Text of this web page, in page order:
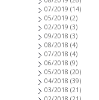
07/2019 (14)
05/2019 (2)
02/2019 (3)
09/2018 (3)
08/2018 (4)
07/2018 (4)
06/2018 (9)
05/2018 (20)
04/2018 (39)
03/2018 (21)